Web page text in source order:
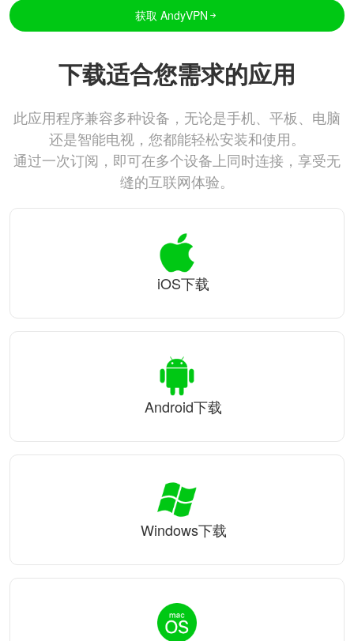
获取 AndyVPN
下载适合您需求的应用
此应用程序兼容多种设备，无论是手机、平板、电脑
还是智能电视，您都能轻松安装和使用。
通过一次订阅，即可在多个设备上同时连接，享受无
缝的互联网体验。
iOS下载
Android下载
Windows下载